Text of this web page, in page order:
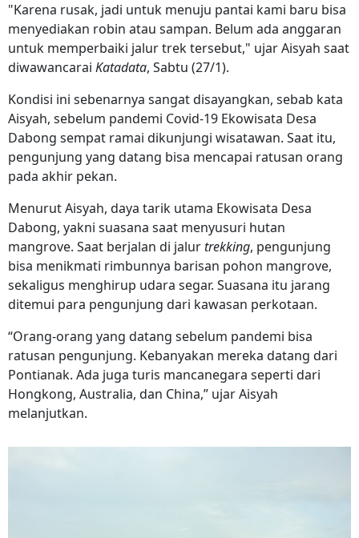
"Karena rusak, jadi untuk menuju pantai kami baru bisa
menyediakan robin atau sampan. Belum ada anggaran
untuk memperbaiki jalur trek tersebut," ujar Aisyah saat
diwawancarai Katadata, Sabtu (27/1).
Kondisi ini sebenarnya sangat disayangkan, sebab kata
Aisyah, sebelum pandemi Covid-19 Ekowisata Desa
Dabong sempat ramai dikunjungi wisatawan. Saat itu,
pengunjung yang datang bisa mencapai ratusan orang
pada akhir pekan.
Menurut Aisyah, daya tarik utama Ekowisata Desa
Dabong, yakni suasana saat menyusuri hutan
mangrove. Saat berjalan di jalurtrekking, pengunjung
bisa menikmati rimbunnya barisan pohon mangrove,
sekaligus menghirup udara segar. Suasana itu jarang
ditemui para pengunjung dari kawasan perkotaan.
“Orang-orang yang datang sebelum pandemi bisa
ratusan pengunjung. Kebanyakan mereka datang dari
Pontianak. Ada juga turis mancanegara seperti dari
Hongkong, Australia, dan China,” ujar Aisyah
melanjutkan.